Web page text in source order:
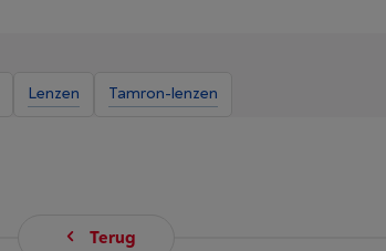
Lenzen Tamron-lenzen
Terug